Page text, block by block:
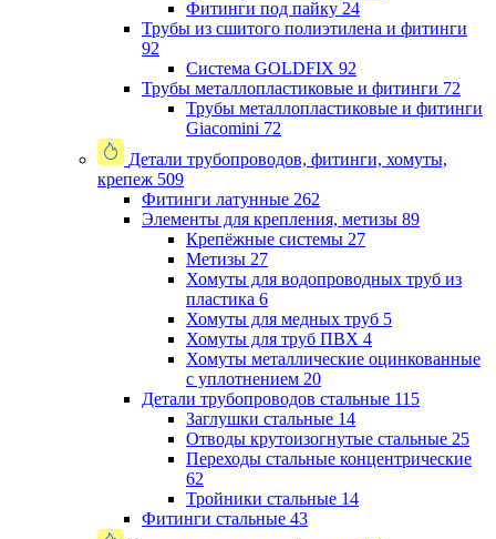
Фитинги под пайку 24
Трубы из сшитого полиэтилена и фитинги
92
Система GOLDFIX 92
Трубы металлопластиковые и фитинги 72
Трубы металлопластиковые и фитинги
Giacomini 72
Детали трубопроводов, фитинги, хомуты,
крепеж 509
Фитинги латунные 262
Элементы для крепления, метизы 89
Крепёжные системы 27
Метизы 27
Хомуты для водопроводных труб из
пластика 6
Хомуты для медных труб 5
Хомуты для труб ПВХ 4
Хомуты металлические оцинкованные
с уплотнением 20
Детали трубопроводов стальные 115
Заглушки стальные 14
Отводы крутоизогнутые стальные 25
Переходы стальные концентрические
62
Тройники стальные 14
Фитинги стальные 43